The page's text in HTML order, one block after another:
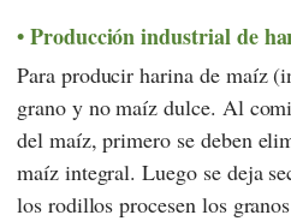
Producción industrial de
Para producir harina de maíz
grano y no maíz dulce. Al
del maíz, primero se deben
maíz integral. Luego se deja
los rodillos procesen los